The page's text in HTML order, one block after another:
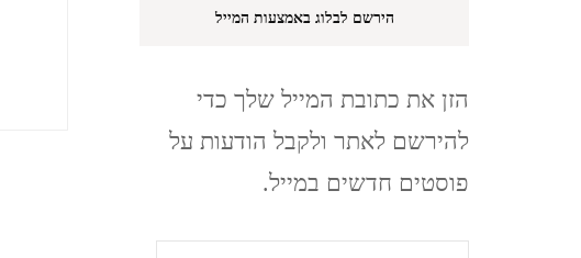
הירשם לבלוג באמצעות המייל
הזן את כתובת המייל שלך כדי
להירשם לאתר ולקבל הודעות על
פוסטים חדשים במייל.